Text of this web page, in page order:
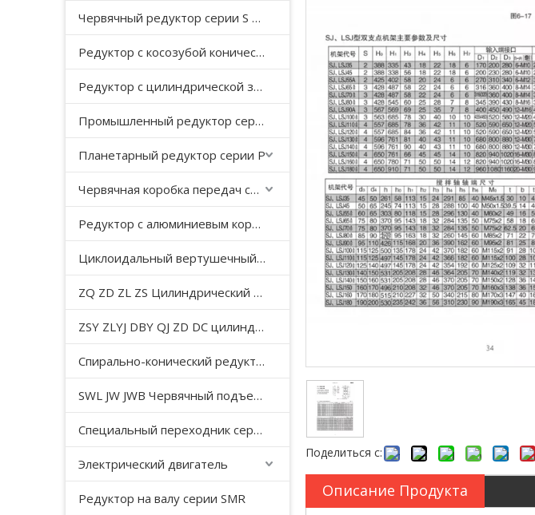
Червячный редуктор серии S с косозубой передачей
Редуктор с косозубой конической передачей серии K
Редуктор с цилиндрической зубчатой ​​передачей серии F с параллельным валом
Промышленный редуктор серии HB
Планетарный редуктор серии P
Червячная коробка передач серии WP
Редуктор с алюминиевым корпусом серии NMRV
Циклоидальный вертушечный редуктор B/X
ZQ ZD ZL ZS Цилиндрический редуктор с мягкой поверхностью зуба
ZSY ZLYJ DBY QJ ZD DC цилиндрический зубчатый редуктор средней твердости с поверхностью зуба
Спирально-конический редуктор серии T
SWL JW JWB Червячный подъемный домкрат серии JWM
Специальный переходник серии YHJ для безгравитационного смесителя
Электрический двигатель
Редуктор на валу серии SMR
Поделиться с:
Описание Продукта